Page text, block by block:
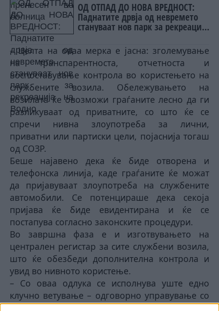
ОД ОТПАД ДО НОВА ВРЕДНОСТ:
Паднатите дрвја од невремето
стануваат нов парк за рекреација
– Целта на оваа мерка е јасна: зголемување
на транспарентноста, отчетноста и
воспоставување контрола во користењето на
службените возила. Обележувањето на
возилата ќе овозможи граѓаните лесно да ги
разликуваат од приватните, со што ќе се
спречи нивна злоупотреба за лични,
приватни или партиски цели, појаснија тогаш
од СОЗР.
Беше најавено дека ќе биде отворена и
телефонска линија, каде граѓаните ќе можат
да пријавуваат злоупотреба на службените
автомобили. Се потенцираше дека секоја
пријава ќе биде евидентирана и ќе се
постапува согласно законските процедури.
Во завршна фаза е и изготвувањето на
централен регистар за сите службени возила,
што ќе обезбеди дополнителна контрола и
увид во нивното користење.
– Со оваа одлука се исполнува уште едно
клучно ветување – одговорно управување со
државните ресурси и целосна отчетност кон